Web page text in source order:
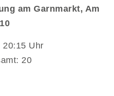
am Garnmarkt, Am
20:15 Uhr
20